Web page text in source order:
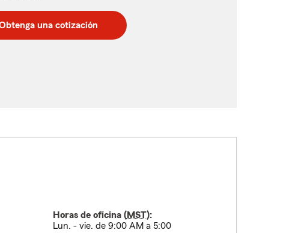
una cotización
Horas de oficina (MST):
Lun. - vie. de 9:00 AM a 5:00